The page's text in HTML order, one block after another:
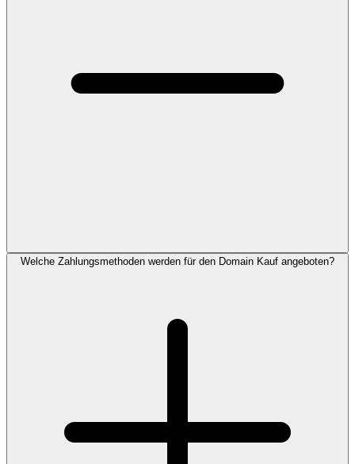
Welche Zahlungsmethoden werden für den Domain Kauf angeboten?